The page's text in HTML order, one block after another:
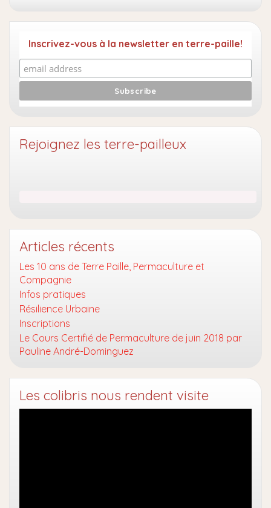
Inscrivez-vous à la newsletter en terre-paille!
Rejoignez les terre-pailleux
Articles récents
Les 10 ans de Terre Paille, Permaculture et
Compagnie
Infos pratiques
Résilience Urbaine
Inscriptions
Le Cours Certifié de Permaculture de juin 2018 par
Pauline André-Dominguez
Les colibris nous rendent visite